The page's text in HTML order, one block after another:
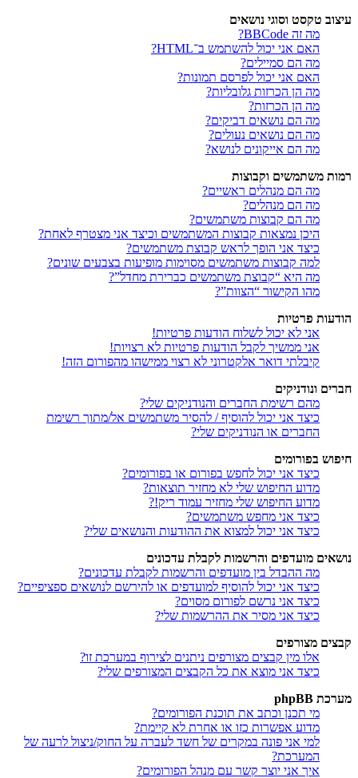
עיצוב טקסט וסוגי נושאים
מה זה BBCode?
האם אני יכול להשתמש ב־HTML?
מה הם סמיילים?
האם אני יכול לפרסם תמונות?
מה הן הכרזות גלובליות?
מה הן הכרזות?
מה הם נושאים דביקים?
מה הם נושאים נעולים?
מה הם אייקונים לנושא?
רמות משתמשים וקבוצות
מה הם מנהלים ראשיים?
מה הם מנהלים?
מה הם קבוצות משתמשים?
היכן נמצאות קבוצות המשתמשים וכיצד אני מצטרף לאחת?
כיצד אני הופך לראש קבוצת משתמשים?
למה קבוצות משתמשים מסוימות מופיעות בצבעים שונים?
מה היא “קבוצת משתמשים כברירת מחדל”?
מהו הקישור “הצוות”?
הודעות פרטיות
אני לא יכול לשלוח הודעות פרטיות!
אני ממשיך לקבל הודעות פרטיות לא רצויות!
קיבלתי דואר אלקטרוני לא רצוי ממישהו מהפורום הזה!
חברים ונודניקים
מהם רשימת החברים והנודניקים שלי?
כיצד אני יכול להוסיף / להסיר משתמשים אל/מתוך רשימת
החברים או הנודניקים שלי?
חיפוש בפורומים
כיצד אני יכול לחפש בפורום או בפורומים?
מדוע החיפוש שלי לא מחזיר תוצאות?
מדוע החיפוש שלי מחזיר עמוד ריק!?
כיצד אני מחפש משתמשים?
כיצד אני יכול למצוא את ההודעות והנושאים שלי?
נושאים מועדפים והרשמות לקבלת עדכונים
מה ההבדל בין מועדפים והרשמות לקבלת עדכונים?
כיצד אני יכול להוסיף למועדפים או להירשם לנושאים ספציפיים?
כיצד אני נרשם לפורום מסוים?
כיצד אני מסיר את ההרשמות שלי?
קבצים מצורפים
אלו מין קבצים מצורפים ניתנים לצירוף במערכת זו?
כיצד אני מוצא את כל הקבצים המצורפים שלי?
מערכת phpBB
מי תכנן וכתב את תוכנת הפורומים?
מדוע אפשרות כזו או אחרת לא קיימת?
למי אני פונה במקרים של חשד לעברה על החוק/ניצול לרעה של
המערכת?
איך אני יוצר קשר עם מנהל הפורומים?